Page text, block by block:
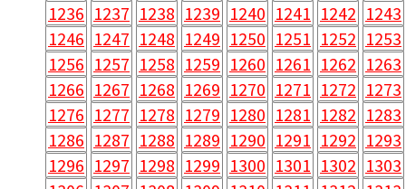
1236 1237 1238 1239 1240 1241 1242 1243
1246 1247 1248 1249 1250 1251 1252 1253
1256 1257 1258 1259 1260 1261 1262 1263
1266 1267 1268 1269 1270 1271 1272 1273
1276 1277 1278 1279 1280 1281 1282 1283
1286 1287 1288 1289 1290 1291 1292 1293
1296 1297 1298 1299 1300 1301 1302 1303